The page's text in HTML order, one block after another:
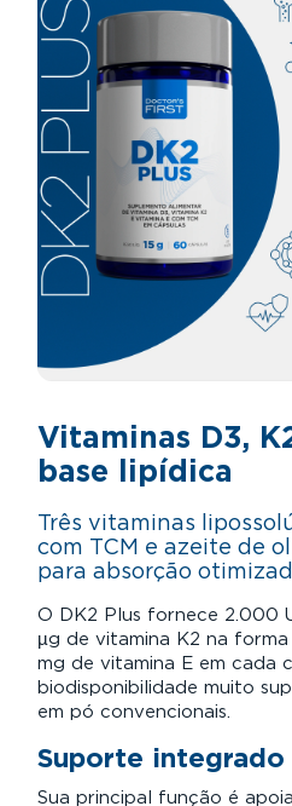
Vitaminas D3,
base lipídica
Três vitaminas
com TCM e azeite de
para absorção
O DK2 Plus fornece 2.000
µg de vitamina K2 na forma
mg de vitamina E em cada
biodisponibilidade muito
em pó convencionais.
Suporte integrado
Sua principal função é